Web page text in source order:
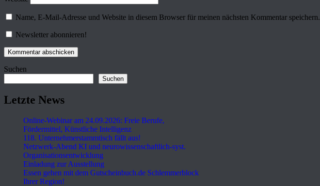
Name, E-Mail-Adresse und Website in diesem Browser für meinen nächsten Kommentar speichern.
Newsletter abonnieren!
Suchen
Suchen
Letzte News
Online-Webinar am 24.09.2026: Freie Berufe,
Fördermittel, Künstliche Intelligenz
118. Unternehmerstammtisch fällt aus!
Netzwerk-Abend KI und neurowissenschaftlich-syst.
Organisationsentwicklung
Einladung zur Ausstellung
Essen gehen mit dem Gutscheinbuch.de Schlemmerblock
Ihrer Region!